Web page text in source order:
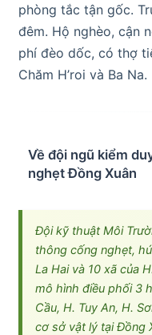
phòng tắc tận gốc.
đêm. Hộ nghèo, cận
phí đèo dốc, có thợ
Chăm H’roi và Ba Na.
Về đội ngũ kiểm
nghẹt Đồng Xuân
Đội kỹ thuật Môi
thông cống nghẹt,
La Hai và 10 xã của
mô hình điều phối 3
Cầu, H. Tuy An, H.
cơ sở vật lý tại Đồng